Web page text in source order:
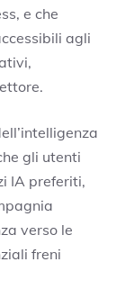
e che
agli
gli utenti
IA preferiti,
verso le
freni